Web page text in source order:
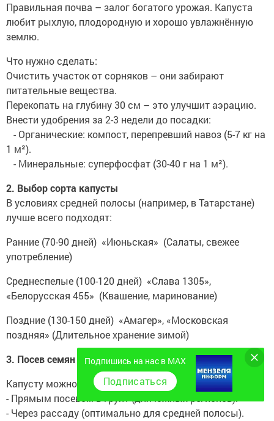
Правильная почва – залог богатого урожая. Капуста
любит рыхлую, плодородную и хорошо увлажнённую
землю.
Что нужно сделать:
Очистить участок от сорняков – они забирают
питательные вещества.
Перекопать на глубину 30 см – это улучшит аэрацию.
Внести удобрения за 2-3 недели до посадки:
- Органические: компост, перепревший навоз (5-7 кг на
1 м²).
- Минеральные: суперфосфат (30-40 г на 1 м²).
2. Выбор сорта капусты
В условиях средней полосы (например, в Татарстане)
лучше всего подходят:
Ранние (70-90 дней) «Июньская» (Салаты, свежее
употребление)
Среднеспелые (100-120 дней) «Слава 1305»,
«Белорусская 455» (Квашение, маринование)
Поздние (130-150 дней) «Амагер», «Московская
поздняя» (Длительное хранение зимой)
3. Посев семян и выращивание рассады
Капусту можно выращивать:
- Прямым посевом в грунт (для южных регионов).
- Через рассаду (оптимально для средней полосы).
Подпишись на нас в MAX
Подписаться